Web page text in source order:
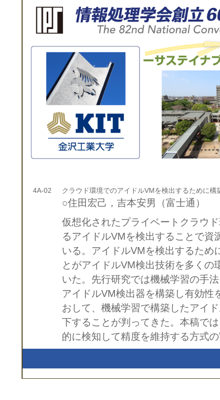
4A-02 クラウド環境でのアイドルVMを検出するために
○住田宏己，吉本安男（富士通）
仮想化されたプライベートクラウ
るアイドルVMを検出することで
いる。アイドルVMを検出するため
とがアイドルVM検出技術を多く
いた。先行研究では機械学習の手
アイドルVM検出器を構築し有効
おして、機械学習で構築したアイ
下することが判ってきた。本稿で
的に検知して精度を維持する方式